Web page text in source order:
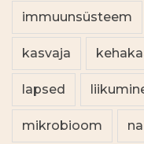
immuunsüsteem
kasvaja
lapsed
mikrobioom